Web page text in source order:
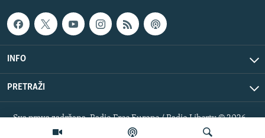
INFO
PRETRAŽI
Sva prava zadržana. Radio Free Europe / Radio Liberty © 2026
RFE/RL, Inc.